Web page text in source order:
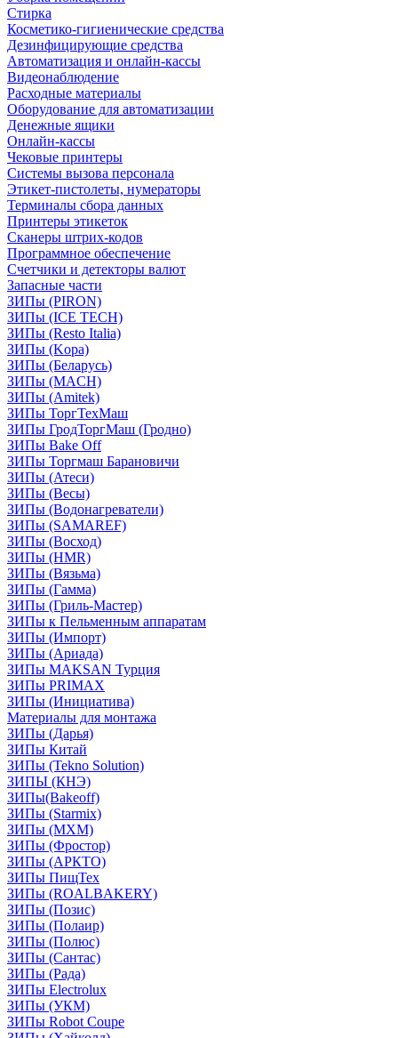
Стирка
Косметико-гигиенические средства
Дезинфицирующие средства
Автоматизация и онлайн-кассы
Видеонаблюдение
Расходные материалы
Оборудование для автоматизации
Денежные ящики
Онлайн-кассы
Чековые принтеры
Системы вызова персонала
Этикет-пистолеты, нумераторы
Терминалы сбора данных
Принтеры этикеток
Сканеры штрих-кодов
Программное обеспечение
Счетчики и детекторы валют
Запасные части
ЗИПы (PIRON)
ЗИПы (ICE TECH)
ЗИПы (Resto Italia)
ЗИПы (Kopa)
ЗИПы (Беларусь)
ЗИПы (MACH)
ЗИПы (Amitek)
ЗИПы ТоргТехМаш
ЗИПы ГродТоргМаш (Гродно)
ЗИПы Bake Off
ЗИПы Торгмаш Барановичи
ЗИПы (Атеси)
ЗИПы (Весы)
ЗИПы (Водонагреватели)
ЗИПы (SAMAREF)
ЗИПы (Восход)
ЗИПы (HMR)
ЗИПы (Вязьма)
ЗИПы (Гамма)
ЗИПы (Гриль-Мастер)
ЗИПы к Пельменным аппаратам
ЗИПы (Импорт)
ЗИПы (Ариада)
ЗИПы MAKSAN Турция
ЗИПы PRIMAX
ЗИПы (Инициатива)
Материалы для монтажа
ЗИПы (Дарья)
ЗИПы Китай
ЗИПы (Tekno Solution)
ЗИПЫ (КНЭ)
ЗИПы(Bakeoff)
ЗИПы (Starmix)
ЗИПы (МХМ)
ЗИПы (Фростор)
ЗИПы (АРКТО)
ЗИПы ПищТех
ЗИПы (ROALBAKERY)
ЗИПы (Позис)
ЗИПы (Полаир)
ЗИПы (Полюс)
ЗИПы (Сантас)
ЗИПы (Рада)
ЗИПы Electrolux
ЗИПы (УКМ)
ЗИПы Robot Coupe